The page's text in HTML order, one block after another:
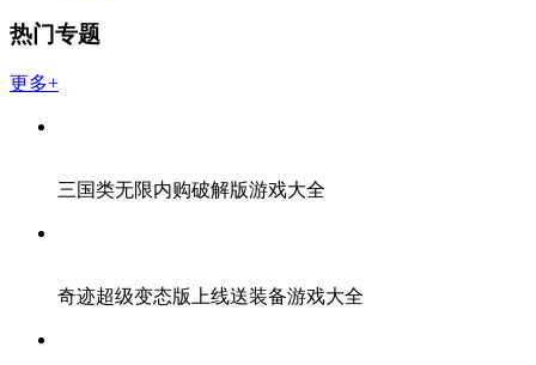
热门专题
更多+
三国类无限内购破解版游戏大全
奇迹超级变态版上线送装备游戏大全